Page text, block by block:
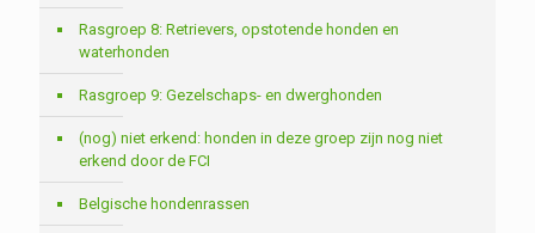
Rasgroep 8: Retrievers, opstotende honden en
waterhonden
Rasgroep 9: Gezelschaps- en dwerghonden
(nog) niet erkend: honden in deze groep zijn nog niet
erkend door de FCI
Belgische hondenrassen